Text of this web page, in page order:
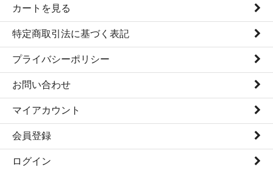
カートを見る
特定商取引法に基づく表記
プライバシーポリシー
お問い合わせ
マイアカウント
会員登録
ログイン